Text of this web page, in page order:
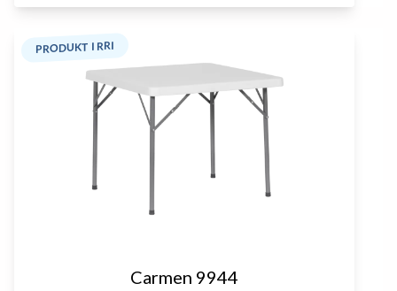
PRODUKT I RRI
Carmen 9944